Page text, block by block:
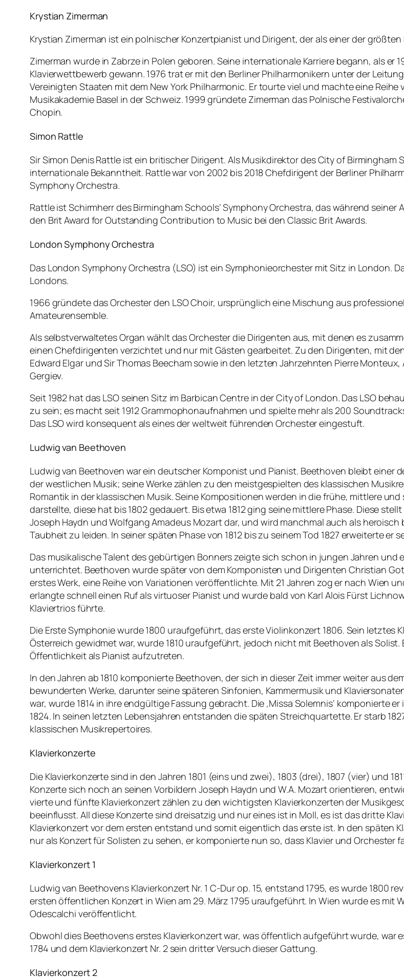
Krystian Zimerman
Krystian Zimerman ist ein polnischer Konzertpianist und Dirigent, der als einer der
Zimerman wurde in Zabrze in Polen geboren. Seine internationale Karriere begann, als er
Klavierwettbewerb gewann. 1976 trat er mit den Berliner Philharmonikern unter der
Vereinigten Staaten mit dem New York Philharmonic. Er tourte viel und machte eine
Musikakademie Basel in der Schweiz. 1999 gründete Zimerman das Polnische
Chopin.
Simon Rattle
Sir Simon Denis Rattle ist ein britischer Dirigent. Als Musikdirektor des City of Birmingham
internationale Bekanntheit. Rattle war von 2002 bis 2018 Chefdirigent der Berliner
Symphony Orchestra.
Rattle ist Schirmherr des Birmingham Schools‘ Symphony Orchestra, das während
den Brit Award for Outstanding Contribution to Music bei den Classic Brit Awards.
London Symphony Orchestra
Das London Symphony Orchestra (LSO) ist ein Symphonieorchester mit Sitz in London.
Londons.
1966 gründete das Orchester den LSO Choir, ursprünglich eine Mischung aus
Amateurensemble.
Als selbstverwaltetes Organ wählt das Orchester die Dirigenten aus, mit denen es
einen Chefdirigenten verzichtet und nur mit Gästen gearbeitet. Zu den Dirigenten, mit
Edward Elgar und Sir Thomas Beecham sowie in den letzten Jahrzehnten Pierre
Gergiev.
Seit 1982 hat das LSO seinen Sitz im Barbican Centre in der City of London. Das LSO
zu sein; es macht seit 1912 Grammophonaufnahmen und spielte mehr als 200
Das LSO wird konsequent als eines der weltweit führenden Orchester eingestuft.
Ludwig van Beethoven
Ludwig van Beethoven war ein deutscher Komponist und Pianist. Beethoven bleibt einer
der westlichen Musik; seine Werke zählen zu den meistgespielten des klassischen
Romantik in der klassischen Musik. Seine Kompositionen werden in die frühe, mittlere
darstellte, diese hat bis 1802 gedauert. Bis etwa 1812 ging seine mittlere Phase. Diese
Joseph Haydn und Wolfgang Amadeus Mozart dar, und wird manchmal auch als
Taubheit zu leiden. In seiner späten Phase von 1812 bis zu seinem Tod 1827 erweiterte
Das musikalische Talent des gebürtigen Bonners zeigte sich schon in jungen Jahren
unterrichtet. Beethoven wurde später von dem Komponisten und Dirigenten Christian
erstes Werk, eine Reihe von Variationen veröffentlichte. Mit 21 Jahren zog er nach Wien
erlangte schnell einen Ruf als virtuoser Pianist und wurde bald von Karl Alois Fürst
Klaviertrios führte.
Die Erste Symphonie wurde 1800 uraufgeführt, das erste Violinkonzert 1806. Sein letztes
Österreich gewidmet war, wurde 1810 uraufgeführt, jedoch nicht mit Beethoven als
Öffentlichkeit als Pianist aufzutreten.
In den Jahren ab 1810 komponierte Beethoven, der sich in dieser Zeit immer weiter aus
bewunderten Werke, darunter seine späteren Sinfonien, Kammermusik und
war, wurde 1814 in ihre endgültige Fassung gebracht. Die ‚Missa Solemnis‘ komponierte
1824. In seinen letzten Lebensjahren entstanden die späten Streichquartette. Er starb
klassischen Musikrepertoires.
Klavierkonzerte
Die Klavierkonzerte sind in den Jahren 1801 (eins und zwei), 1803 (drei), 1807 (vier) und
Konzerte sich noch an seinen Vorbildern Joseph Haydn und W.A. Mozart orientieren,
vierte und fünfte Klavierkonzert zählen zu den wichtigsten Klavierkonzerten der
beeinflusst. All diese Konzerte sind dreisatzig und nur eines ist in Moll, es ist das dritte
Klavierkonzert vor dem ersten entstand und somit eigentlich das erste ist. In den späten
nur als Konzert für Solisten zu sehen, er komponierte nun so, dass Klavier und
Klavierkonzert 1
Ludwig van Beethovens Klavierkonzert Nr. 1 C-Dur op. 15, entstand 1795, es wurde 1800
ersten öffentlichen Konzert in Wien am 29. März 1795 uraufgeführt. In Wien wurde es mit
Odescalchi veröffentlicht.
Obwohl dies Beethovens erstes Klavierkonzert war, was öffentlich aufgeführt wurde,
1784 und dem Klavierkonzert Nr. 2 sein dritter Versuch dieser Gattung.
Klavierkonzert 2